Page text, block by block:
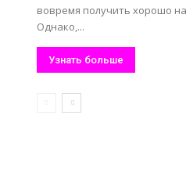
вовремя получить хорошо
Однако,...
Узнать больше